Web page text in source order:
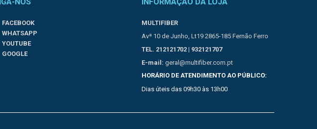
FACEBOOK
WHATSAPP
YOUTUBE
GOOGLE
MULTIFIBER
Avª 10 de Junho, Lt19 2865-185 Fernão Ferro
TEL. 212121702 | 932121707
E-mail: geral@multifiber.com.pt
HORÁRIO DE ATENDIMENTO AO PÚBLICO:
Dias úteis das 09h30 às 13h00